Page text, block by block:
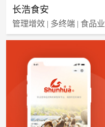
长浩食安
管理增效 | 多终端 | 食品业